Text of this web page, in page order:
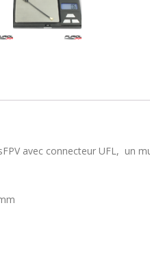
avec connecteur UFL, un